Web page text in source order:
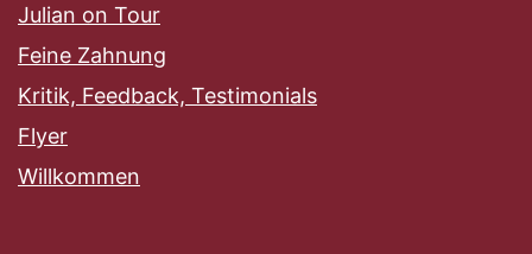
Julian on Tour
Feine Zahnung
Kritik, Feedback, Testimonials
Flyer
Willkommen